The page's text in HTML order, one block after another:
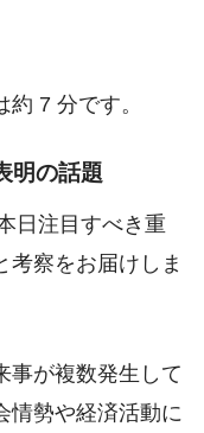
7 分です。
明の話題
日注目すべき重
考察をお届けしま
事が複数発生して
情勢や経済活動に